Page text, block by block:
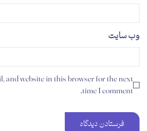
وب‌ سایت
and website in this browser for the next
time I comment.